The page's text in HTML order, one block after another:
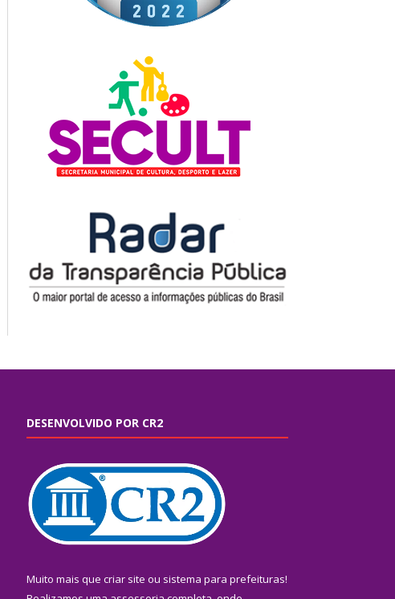
DESENVOLVIDO POR CR2
Muito mais que criar site ou sistema para prefeituras!